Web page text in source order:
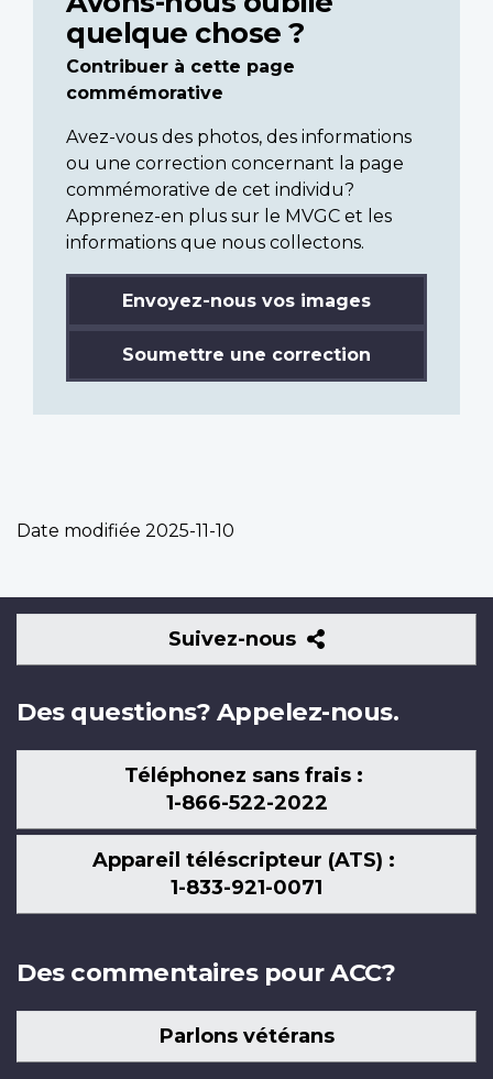
quelque chose ?
Contribuer à cette page
commémorative
Avez-vous des photos, des informations
ou une correction concernant la page
commémorative de cet individu?
Apprenez-en plus sur le MVGC et les
informations que nous collectons.
Envoyez-nous vos images
Soumettre une correction
Date modifiée 2025-11-10
Suivez-nous
Suivez-
nous
Des questions? Appelez-nous.
Téléphonez sans frais :
1-866-522-2022
Appareil téléscripteur (ATS) :
1-833-921-0071
Des commentaires pour ACC?
Parlons vétérans